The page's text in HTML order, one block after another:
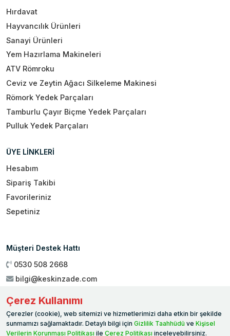
Hırdavat
Hayvancılık Ürünleri
Sanayi Ürünleri
Yem Hazırlama Makineleri
ATV Römroku
Ceviz ve Zeytin Ağacı Silkeleme Makinesi
Römork Yedek Parçaları
Tamburlu Çayır Biçme Yedek Parçaları
Pulluk Yedek Parçaları
ÜYE LİNKLERİ
Hesabım
Sipariş Takibi
Favorileriniz
Sepetiniz
Müşteri Destek Hattı
0530 508 2668
bilgi@keskinzade.com
Genel Merkez: Yükseliş Mah. 1461. Sokak No:2/1 19 Mayıs
Ballıca / SAMSUN
Çerez Kullanımı
Çerezler (cookie), web sitemizi ve hizmetlerimizi daha etkin bir şekilde
sunmamızı sağlamaktadır. Detaylı bilgi için Gizlilik Taahhüdü ve Kişisel
Verilerin Korunması Politikası ile Çerez Politikası inceleyebilirsiniz.